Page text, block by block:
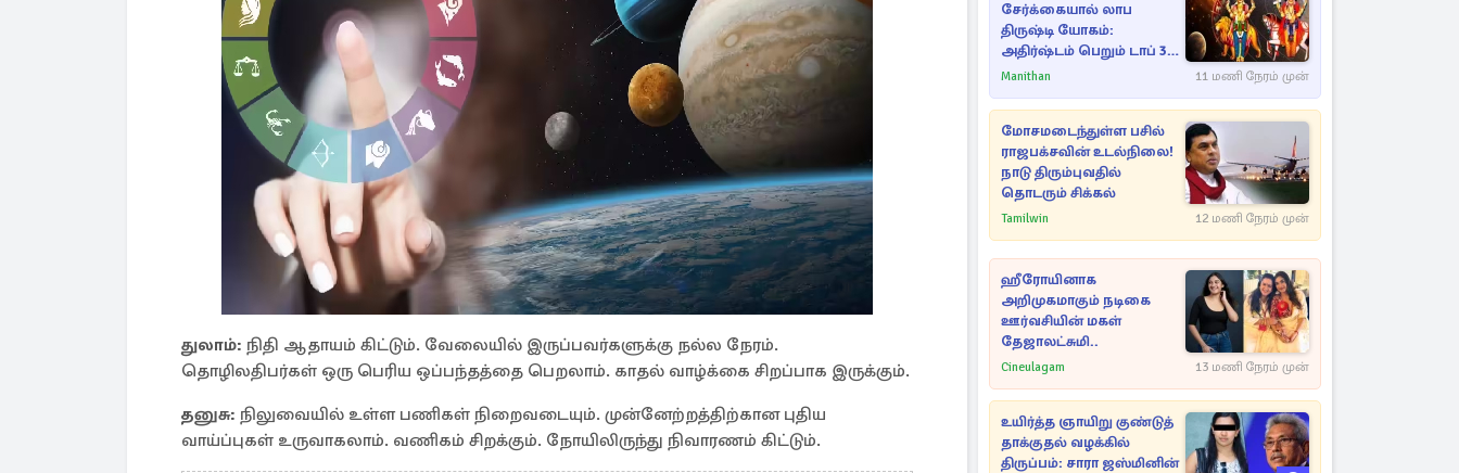
துலாம்: நிதி ஆதாயம் கிட்டும். வேலையில் இருப்பவர்களுக்கு நல்ல நேரம்.
தொழிலதிபர்கள் ஒரு பெரிய ஒப்பந்தத்தை பெறலாம். காதல் வாழ்க்கை சிறப்பாக இருக்கும்.
தனுசு: நிலுவையில் உள்ள பணிகள் நிறைவடையும். முன்னேற்றத்திற்கான புதிய
வாய்ப்புகள் உருவாகலாம். வணிகம் சிறக்கும். நோயிலிருந்து நிவாரணம் கிட்டும்.
சேர்க்கையால் லாப
திருஷ்டி யோகம்:
அதிர்ஷ்டம் பெறும் டாப் 3
ராசிகள்!
Manithan 11 மணி நேரம் முன்
மோசமடைந்துள்ள பசில்
ராஜபக்சவின் உடல்நிலை!
நாடு திரும்புவதில்
தொடரும் சிக்கல்
Tamilwin 12 மணி நேரம் முன்
ஹீரோயினாக
அறிமுகமாகும் நடிகை
ஊர்வசியின் மகள்
தேஜாலட்சுமி..
Cineulagam 13 மணி நேரம் முன்
உயிர்த்த ஞாயிறு குண்டுத்
தாக்குதல் வழக்கில்
திருப்பம்: சாரா ஜஸ்மினின்